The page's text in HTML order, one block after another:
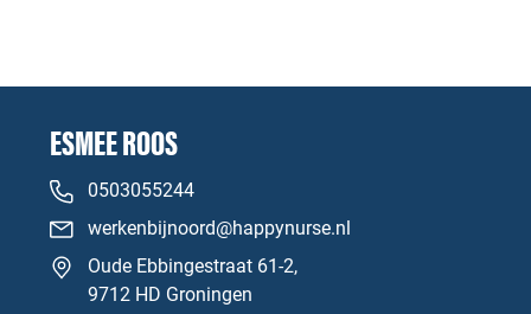
ESMEE ROOS
0503055244
werkenbijnoord@happynurse.nl
Oude Ebbingestraat 61-2,
9712 HD Groningen